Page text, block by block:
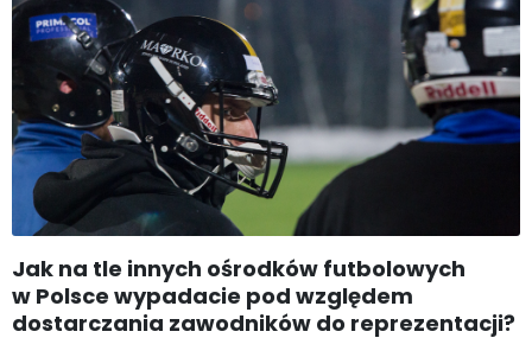
Jak na tle innych ośrodków futbolowych
w Polsce wypadacie pod względem
dostarczania zawodników do reprezentacji?